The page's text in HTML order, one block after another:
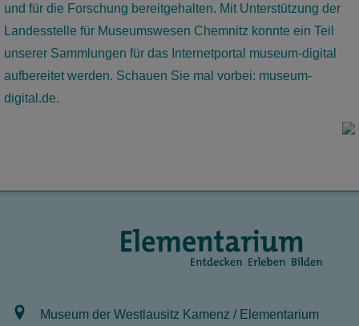
permanent exhibition: world of
und für die Forschung bereitgehalten. Mit Unterstützung der
Landesstelle für Museumswesen Chemnitz konnte ein Teil
unserer Sammlungen für das Internetportal museum-digital
aufbereitet werden. Schauen Sie mal vorbei: museum-
digital.de.
Museum der Westlausitz Kamenz / Elementarium